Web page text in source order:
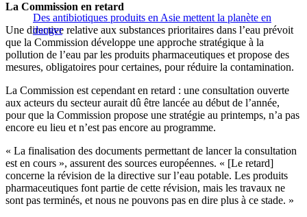
Des antibiotiques produits en Asie mettent la planète en
danger
La Commission en retard
Une directive relative aux substances prioritaires dans l’eau prévoit
que la Commission développe une approche stratégique à la
pollution de l’eau par les produits pharmaceutiques et propose des
mesures, obligatoires pour certaines, pour réduire la contamination.
La Commission est cependant en retard : une consultation ouverte
aux acteurs du secteur aurait dû être lancée au début de l’année,
pour que la Commission propose une stratégie au printemps, n’a pas
encore eu lieu et n’est pas encore au programme.
« La finalisation des documents permettant de lancer la consultation
est en cours », assurent des sources européennes. « [Le retard]
concerne la révision de la directive sur l’eau potable. Les produits
pharmaceutiques font partie de cette révision, mais les travaux ne
sont pas terminés, et nous ne pouvons pas en dire plus à ce stade. »